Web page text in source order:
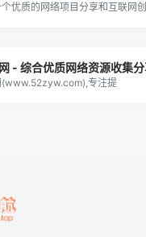
优质的网络项目分享和互联网
(www.52zyw.com),专注提